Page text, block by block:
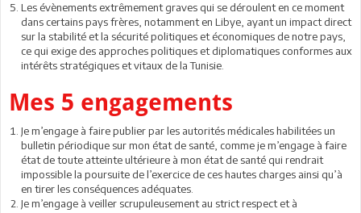
Les évènements extrêmement graves qui se déroulent en ce moment
dans certains pays frères, notamment en Libye, ayant un impact direct
sur la stabilité et la sécurité politiques et économiques de notre pays,
ce qui exige des approches politiques et diplomatiques conformes aux
intérêts stratégiques et vitaux de la Tunisie.
Mes 5 engagements
Je m’engage à faire publier par les autorités médicales habilitées un
bulletin périodique sur mon état de santé, comme je m’engage à faire
état de toute atteinte ultérieure à mon état de santé qui rendrait
impossible la poursuite de l’exercice de ces hautes charges ainsi qu’à
en tirer les conséquences adéquates.
Je m’engage à veiller scrupuleusement au strict respect et à